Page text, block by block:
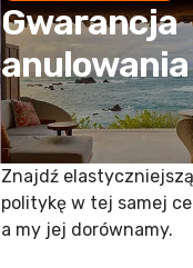
Gwarancja
anulowania
Znajdź elastyczniejszą
politykę w tej samej
a my jej dorównamy.